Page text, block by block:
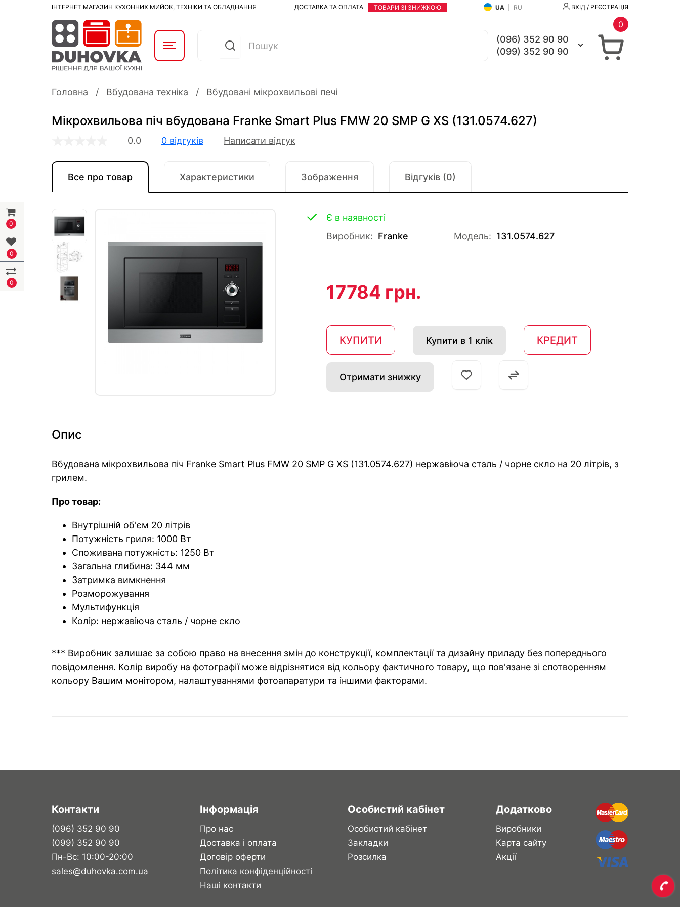
0
0
0
ІНТЕРНЕТ МАГАЗИН КУХОННИХ МИЙОК, ТЕХНІКИ ТА ОБЛАДНАННЯ ДОСТАВКА ТА ОПЛАТА ТОВАРИ ЗІ ЗНИЖКОЮ UA RU ВХІД / РЕЄСТРАЦІЯ
(096) 352 90 90
(099) 352 90 90
0
Головна Вбудована техніка Вбудовані мікрохвильові печі
Мікрохвильова піч вбудована Franke Smart Plus FMW 20 SMP G XS (131.0574.627)
0.0 0 відгуків Написати відгук
Все про товар Характеристики Зображення Відгуків (0)
Є в наявності
Виробник: Franke Модель: 131.0574.627
17784 грн.
КУПИТИ Купити в 1 клік КРЕДИТ
Отримати знижку
Опис
Вбудована мікрохвильова піч Franke Smart Plus FMW 20 SMP G XS (131.0574.627) нержавіюча сталь / чорне скло на 20 літрів, з
грилем.
Про товар:
Внутрішній об'єм 20 літрів
Потужність гриля: 1000 Вт
Споживана потужність: 1250 Вт
Загальна глибина: 344 мм
Затримка вимкнення
Розморожування
Мультифункція
Колір: нержавіюча сталь / чорне скло
*** Виробник залишає за собою право на внесення змін до конструкції, комплектації та дизайну приладу без попереднього
повідомлення. Колір виробу на фотографії може відрізнятися від кольору фактичного товару, що пов'язане зі спотворенням
кольору Вашим монітором, налаштуваннями фотоапаратури та іншими факторами.
Контакти
(096) 352 90 90
(099) 352 90 90
Пн-Вс: 10:00-20:00
sales@duhovka.com.ua
Інформація
Про нас
Доставка і оплата
Договір оферти
Політика конфіденційності
Наші контакти
Особистий кабінет
Особистий кабінет
Закладки
Розсилка
Додатково
Виробники
Карта сайту
Акції